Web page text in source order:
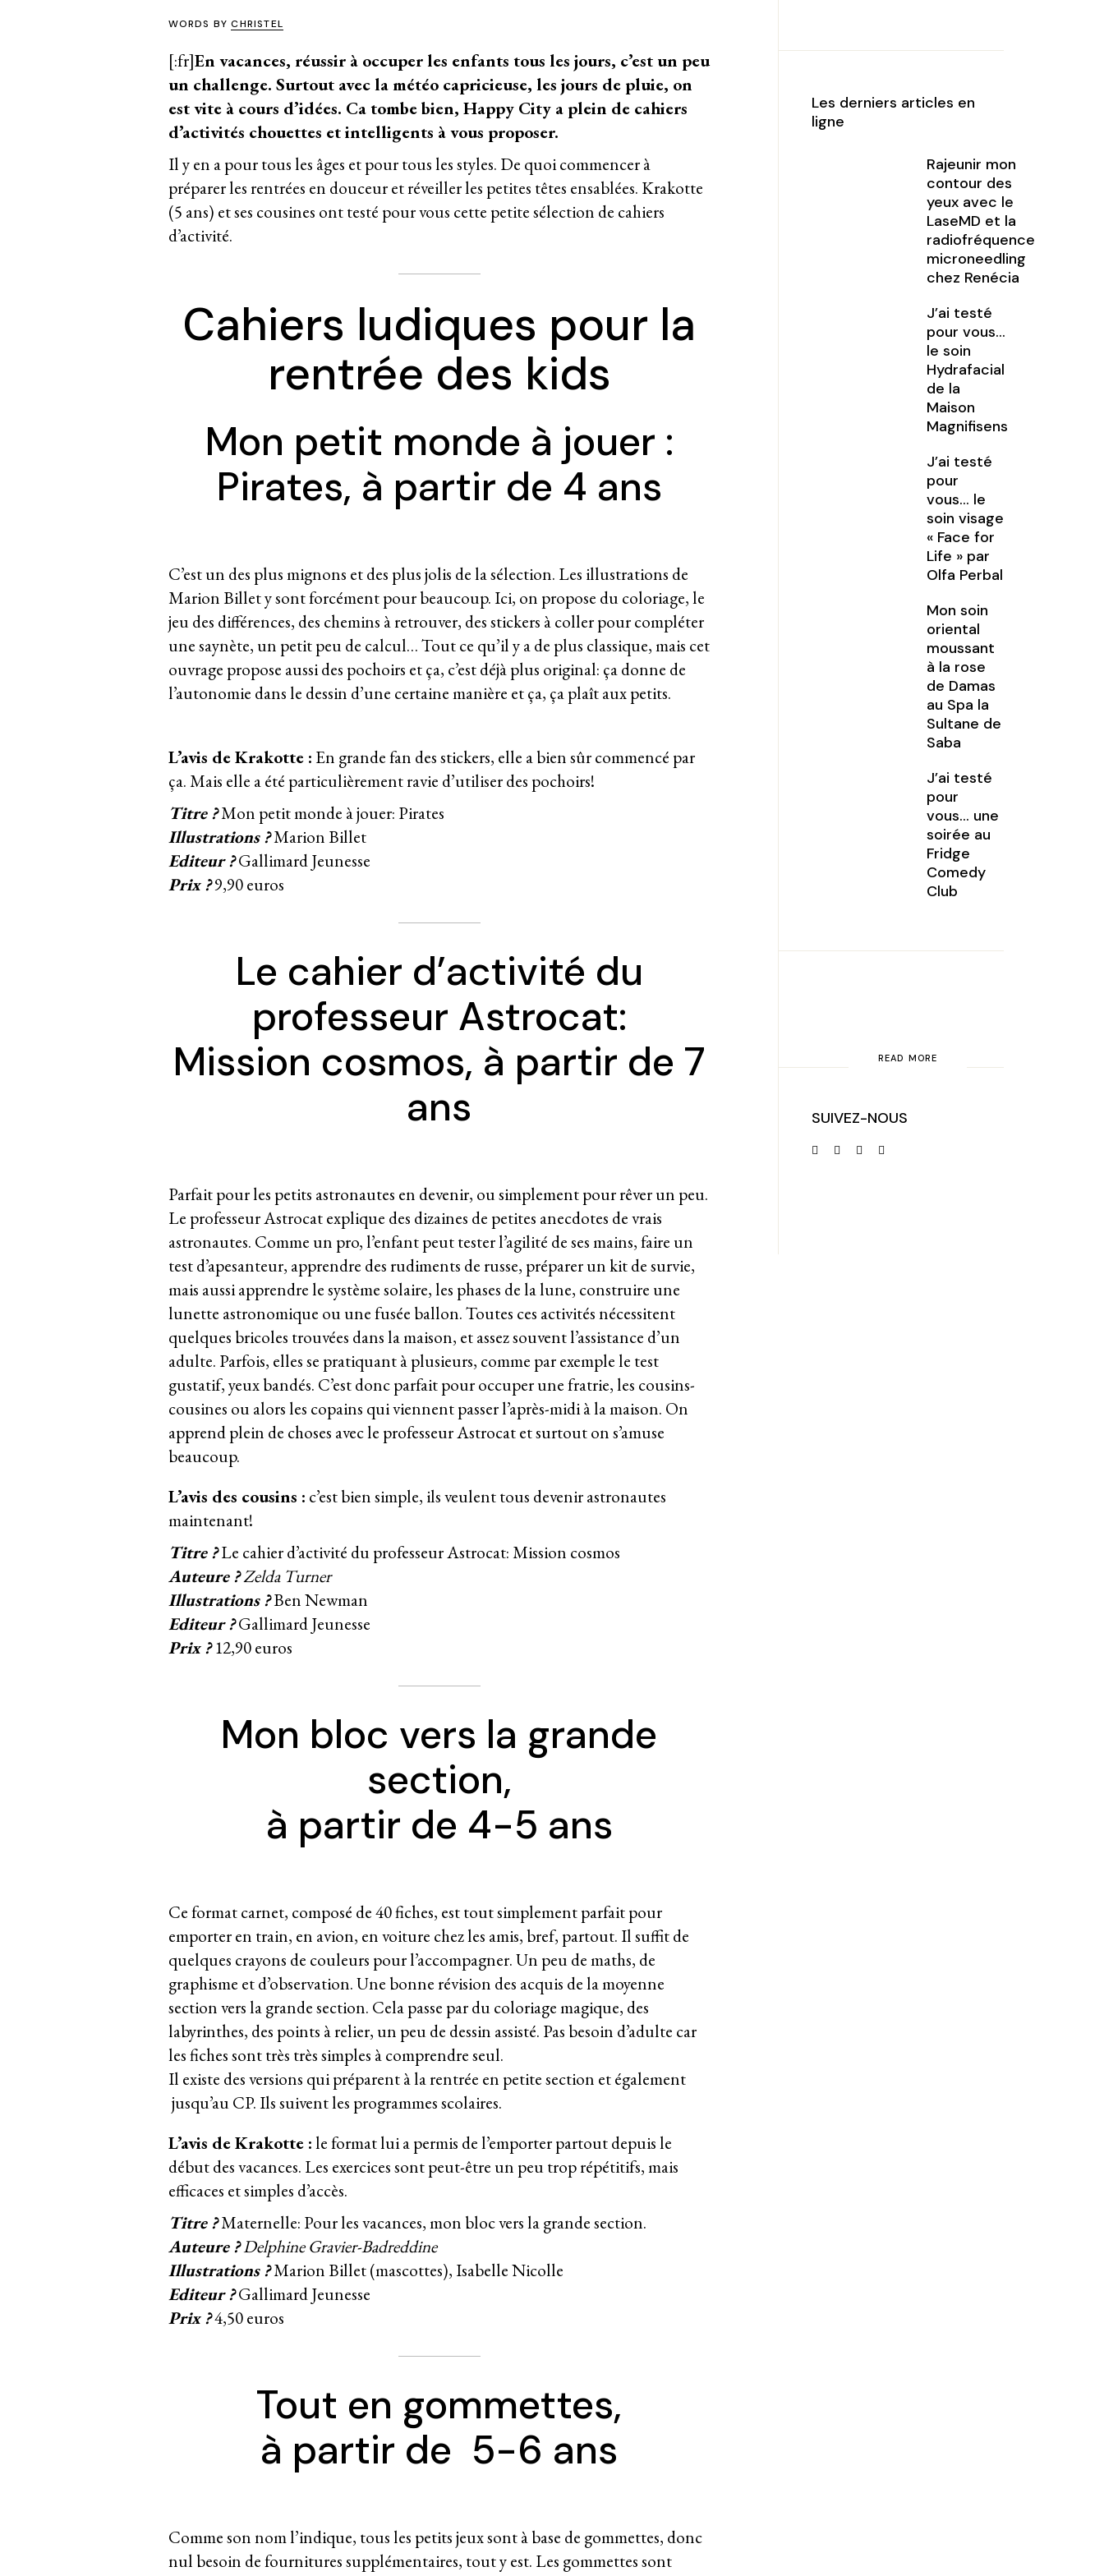
WORDS BYCHRISTEL
[:fr]En vacances, réussir à occuper les enfants tous les jours, c’est un peu
un challenge. Surtout avec la météo capricieuse, les jours de pluie, on
est vite à cours d’idées. Ca tombe bien, Happy City a plein de cahiers
d’activités chouettes et intelligents à vous proposer.
Il y en a pour tous les âges et pour tous les styles. De quoi commencer à
préparer les rentrées en douceur et réveiller les petites têtes ensablées. Krakotte
(5 ans) et ses cousines ont testé pour vous cette petite sélection de cahiers
d’activité.
Cahiers ludiques pour la
rentrée des kids
Mon petit monde à jouer :
Pirates, à partir de 4 ans
C’est un des plus mignons et des plus jolis de la sélection. Les illustrations de
Marion Billet y sont forcément pour beaucoup. Ici, on propose du coloriage, le
jeu des différences, des chemins à retrouver, des stickers à coller pour compléter
une saynète, un petit peu de calcul… Tout ce qu’il y a de plus classique, mais cet
ouvrage propose aussi des pochoirs et ça, c’est déjà plus original: ça donne de
l’autonomie dans le dessin d’une certaine manière et ça, ça plaît aux petits.
L’avis de Krakotte : En grande fan des stickers, elle a bien sûr commencé par
ça. Mais elle a été particulièrement ravie d’utiliser des pochoirs!
Titre ?Mon petit monde à jouer: Pirates
Illustrations ?Marion Billet
Editeur ?Gallimard Jeunesse
Prix ?9,90 euros
Le cahier d’activité du
professeur Astrocat:
Mission cosmos, à partir de 7
ans
Parfait pour les petits astronautes en devenir, ou simplement pour rêver un peu.
Le professeur Astrocat explique des dizaines de petites anecdotes de vrais
astronautes. Comme un pro, l’enfant peut tester l’agilité de ses mains, faire un
test d’apesanteur, apprendre des rudiments de russe, préparer un kit de survie,
mais aussi apprendre le système solaire, les phases de la lune, construire une
lunette astronomique ou une fusée ballon. Toutes ces activités nécessitent
quelques bricoles trouvées dans la maison, et assez souvent l’assistance d’un
adulte. Parfois, elles se pratiquant à plusieurs, comme par exemple le test
gustatif, yeux bandés. C’est donc parfait pour occuper une fratrie, les cousins-
cousines ou alors les copains qui viennent passer l’après-midi à la maison. On
apprend plein de choses avec le professeur Astrocat et surtout on s’amuse
beaucoup.
L’avis des cousins : c’est bien simple, ils veulent tous devenir astronautes
maintenant!
Titre ?Le cahier d’activité du professeur Astrocat: Mission cosmos
Auteure ?Zelda Turner
Illustrations ?Ben Newman
Editeur ?Gallimard Jeunesse
Prix ?12,90 euros
Mon bloc vers la grande
section,
à partir de 4-5 ans
Ce format carnet, composé de 40 fiches, est tout simplement parfait pour
emporter en train, en avion, en voiture chez les amis, bref, partout. Il suffit de
quelques crayons de couleurs pour l’accompagner. Un peu de maths, de
graphisme et d’observation. Une bonne révision des acquis de la moyenne
section vers la grande section. Cela passe par du coloriage magique, des
labyrinthes, des points à relier, un peu de dessin assisté. Pas besoin d’adulte car
les fiches sont très très simples à comprendre seul.
Il existe des versions qui préparent à la rentrée en petite section et également
jusqu’au CP. Ils suivent les programmes scolaires.
L’avis de Krakotte :le format lui a permis de l’emporter partout depuis le
début des vacances. Les exercices sont peut-être un peu trop répétitifs, mais
efficaces et simples d’accès.
Titre ?Maternelle: Pour les vacances, mon bloc vers la grande section.
Auteure ?Delphine Gravier-Badreddine
Illustrations ?Marion Billet (mascottes), Isabelle Nicolle
Editeur ?Gallimard Jeunesse
Prix ?4,50 euros
Tout en gommettes,
à partir de 5-6 ans
Comme son nom l’indique, tous les petits jeux sont à base de gommettes, donc
nul besoin de fournitures supplémentaires, tout y est. Les gommettes sont
Les derniers articles en
ligne
Rajeunir mon
contour des
yeux avec le
LaseMD et la
radiofréquence
microneedling
chez Renécia
J’ai testé
pour vous…
le soin
Hydrafacial
de la
Maison
Magnifisens
J’ai testé
pour
vous… le
soin visage
« Face for
Life » par
Olfa Perbal
Mon soin
oriental
moussant
à la rose
de Damas
au Spa la
Sultane de
Saba
J’ai testé
pour
vous… une
soirée au
Fridge
Comedy
Club
READ MORE
SUIVEZ-NOUS